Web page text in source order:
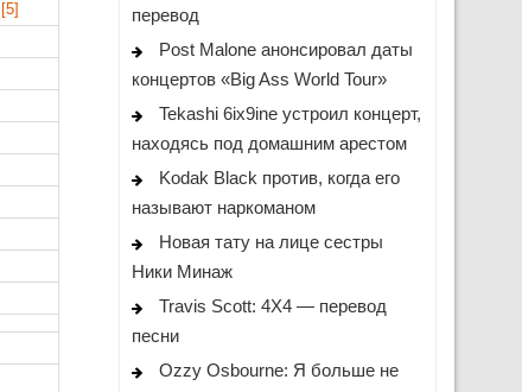
[5]
перевод
Post Malone анонсировал даты
концертов «Big Ass World Tour»
Tekashi 6ix9ine устроил концерт,
находясь под домашним арестом
Kodak Black против, когда его
называют наркоманом
Новая тату на лице сестры
Ники Минаж
Travis Scott: 4X4 — перевод
песни
Ozzy Osbourne: Я больше не